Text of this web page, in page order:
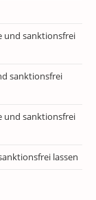
und sanktionsfrei
sanktionsfrei
und sanktionsfrei
lassen